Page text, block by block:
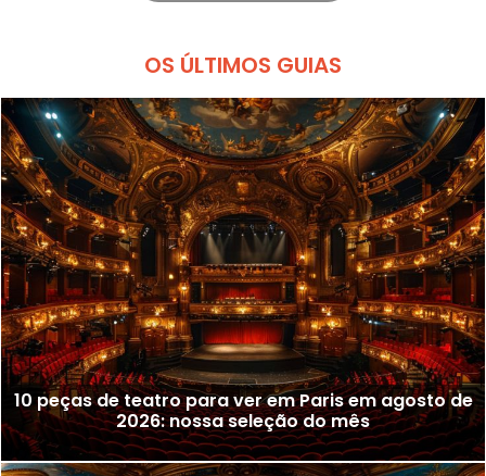
OS ÚLTIMOS GUIAS
10 peças de teatro para ver em Paris em agosto de
2026: nossa seleção do mês